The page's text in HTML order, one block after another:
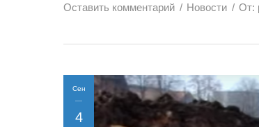
Оставить комментарий Новости От:
Сен
4